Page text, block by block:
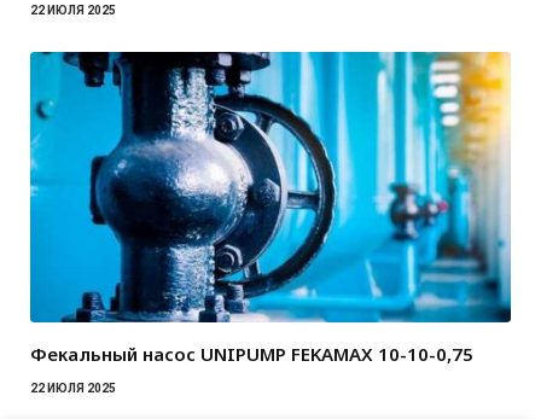
22 ИЮЛЯ 2025
Фекальный насос UNIPUMP FEKAMAX 10-10-0,75
22 ИЮЛЯ 2025